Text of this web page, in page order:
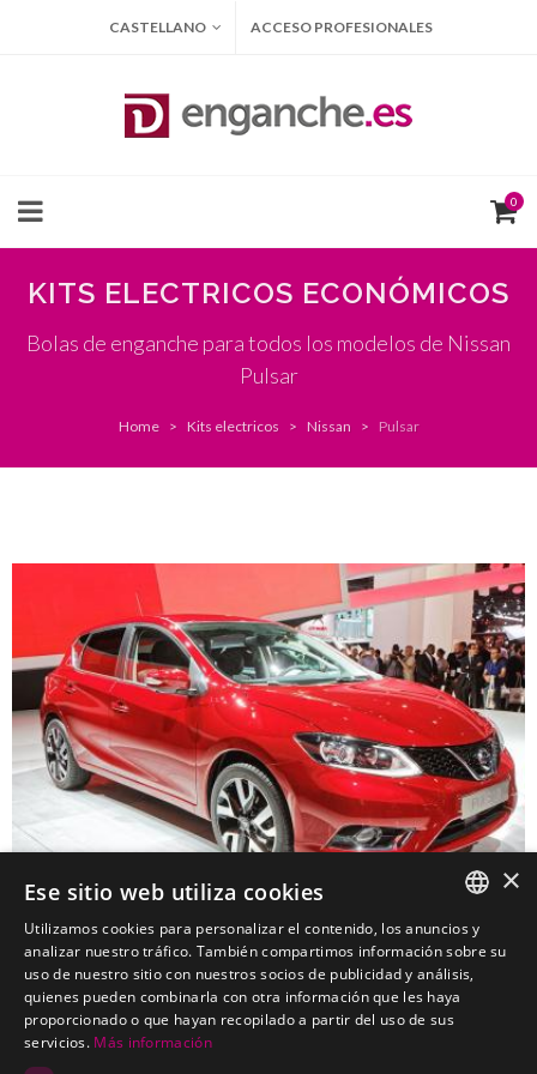
CASTELLANO ACCESO PROFESIONALES
0
KITS ELECTRICOS ECONÓMICOS
Bolas de enganche para todos los modelos de Nissan
Pulsar
Home Kits electricos Nissan Pulsar
NISSAN Pulsar Turismo
Kits electricos económicos para NISSAN Pulsar Turismo
SPANISH
PORTUGUESE
×
Ese sitio web utiliza cookies
Utilizamos cookies para personalizar el contenido, los anuncios y
analizar nuestro tráfico. También compartimos información sobre su
uso de nuestro sitio con nuestros socios de publicidad y análisis,
quienes pueden combinarla con otra información que les haya
proporcionado o que hayan recopilado a partir del uso de sus
servicios. Más información